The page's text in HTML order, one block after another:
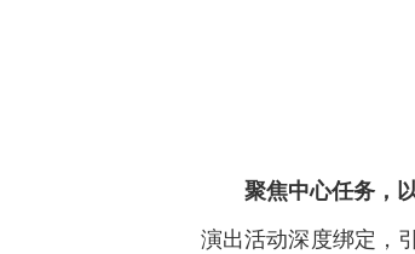
聚焦中心任务，
演出活动深度绑定，